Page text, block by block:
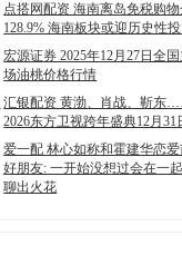
点搭网配资 海南离岛免税购
128.9% 海南板块或迎历史性
宏源证券 2025年12月27日全
场油桃价格行情
汇银配资 黄渤、肖战、靳东
2026东方卫视跨年盛典12月31
爱一配 林心如称和霍建华恋
好朋友: 一开始没想过会在一
聊出火花